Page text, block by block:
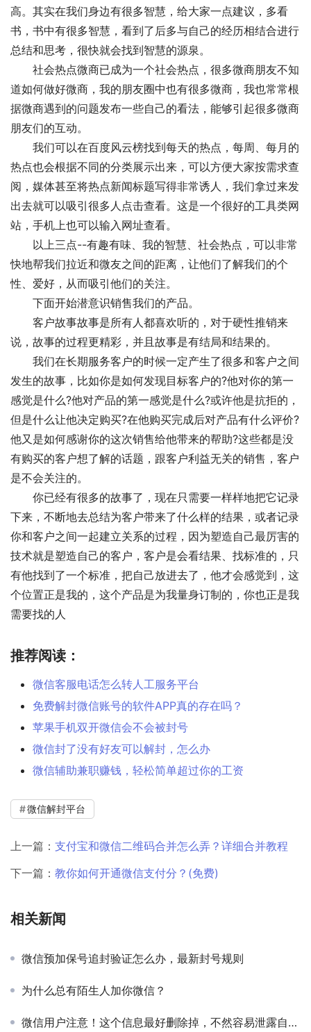
高。其实在我们身边有很多智慧，给大家一点建议，多看
书，书中有很多智慧，看到了后多与自己的经历相结合进行
总结和思考，很快就会找到智慧的源泉。
社会热点微商已成为一个社会热点，很多微商朋友不知
道如何做好微商，我的朋友圈中也有很多微商，我也常常根
据微商遇到的问题发布一些自己的看法，能够引起很多微商
朋友们的互动。
我们可以在百度风云榜找到每天的热点，每周、每月的
热点也会根据不同的分类展示出来，可以方便大家按需求查
阅，媒体甚至将热点新闻标题写得非常诱人，我们拿过来发
出去就可以吸引很多人点击查看。这是一个很好的工具类网
站，手机上也可以输入网址查看。
以上三点--有趣有味、我的智慧、社会热点，可以非常
快地帮我们拉近和微友之间的距离，让他们了解我们的个
性、爱好，从而吸引他们的关注。
下面开始潜意识销售我们的产品。
客户故事故事是所有人都喜欢听的，对于硬性推销来
说，故事的过程更精彩，并且故事是有结局和结果的。
我们在长期服务客户的时候一定产生了很多和客户之间
发生的故事，比如你是如何发现目标客户的?他对你的第一
感觉是什么?他对产品的第一感觉是什么?或许他是抗拒的，
但是什么让他决定购买?在他购买完成后对产品有什么评价?
他又是如何感谢你的这次销售给他带来的帮助?这些都是没
有购买的客户想了解的话题，跟客户利益无关的销售，客户
是不会关注的。
你已经有很多的故事了，现在只需要一样样地把它记录
下来，不断地去总结为客户带来了什么样的结果，或者记录
你和客户之间一起建立关系的过程，因为塑造自己最厉害的
技术就是塑造自己的客户，客户是会看结果、找标准的，只
有他找到了一个标准，把自己放进去了，他才会感觉到，这
个位置正是我的，这个产品是为我量身订制的，你也正是我
需要找的人
推荐阅读：
微信客服电话怎么转人工服务平台
免费解封微信账号的软件APP真的存在吗？
苹果手机双开微信会不会被封号
微信封了没有好友可以解封，怎么办
微信辅助兼职赚钱，轻松简单超过你的工资
微信解封平台
上一篇： 支付宝和微信二维码合并怎么弄？详细合并教程
下一篇： 教你如何开通微信支付分？(免费)
相关新闻
微信预加保号追封验证怎么办，最新封号规则
为什么总有陌生人加你微信？
微信用户注意！这个信息最好删除掉，不然容易泄露自己的隐私